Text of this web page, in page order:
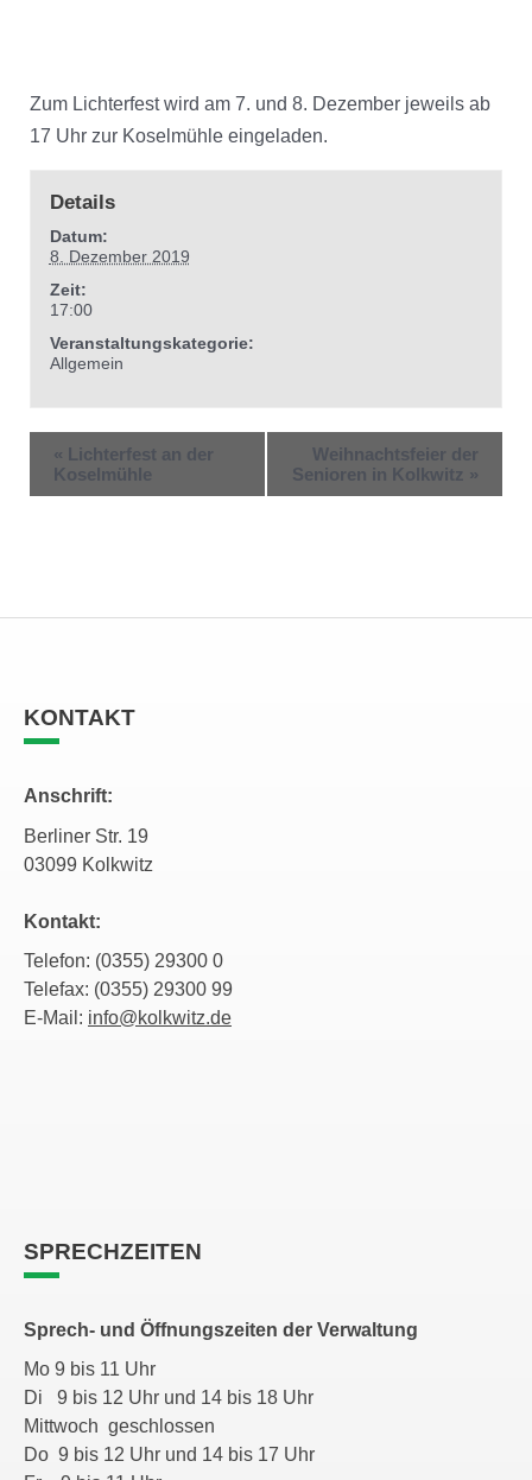
Zum Lichterfest wird am 7. und 8. Dezember jeweils ab
17 Uhr zur Koselmühle eingeladen.
Details
Datum:
8. Dezember 2019
Zeit:
17:00
Veranstaltungskategorie:
Allgemein
« Lichterfest an der
Koselmühle
Weihnachtsfeier der
Senioren in Kolkwitz »
KONTAKT
Anschrift:
Berliner Str. 19
03099 Kolkwitz
Kontakt:
Telefon: (0355) 29300 0
Telefax: (0355) 29300 99
E-Mail: info@kolkwitz.de
SPRECHZEITEN
Sprech- und Öffnungszeiten der Verwaltung
Mo 9 bis 11 Uhr
Di 9 bis 12 Uhr und 14 bis 18 Uhr
Mittwoch geschlossen
Do 9 bis 12 Uhr und 14 bis 17 Uhr